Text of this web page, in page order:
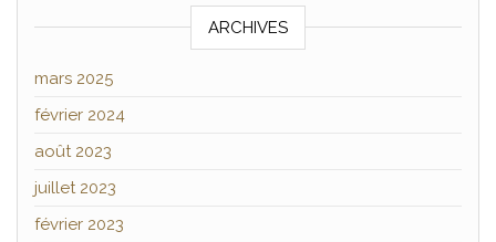
ARCHIVES
mars 2025
février 2024
août 2023
juillet 2023
février 2023